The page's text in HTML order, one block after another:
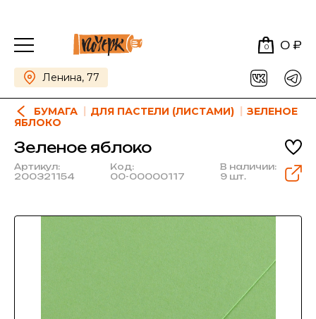
0 0 ₽
Ленина, 77
БУМАГА ДЛЯ ПАСТЕЛИ (ЛИСТАМИ)
ЗЕЛЕНОЕ
ЯБЛОКО
Зеленое яблоко
Артикул:
200321154
Код:
00-00000117
В наличии:
9 шт.